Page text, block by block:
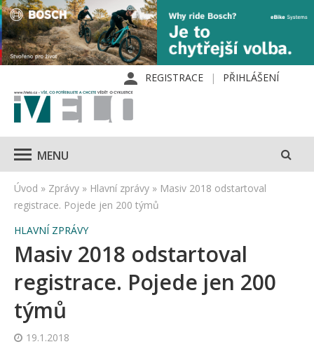
REGISTRACE PŘIHLÁŠENÍ
MENU
Úvod » Zprávy » Hlavní zprávy » Masiv 2018 odstartoval
registrace. Pojede jen 200 týmů
HLAVNÍ ZPRÁVY
Masiv 2018 odstartoval
registrace. Pojede jen 200
týmů
19.1.2018